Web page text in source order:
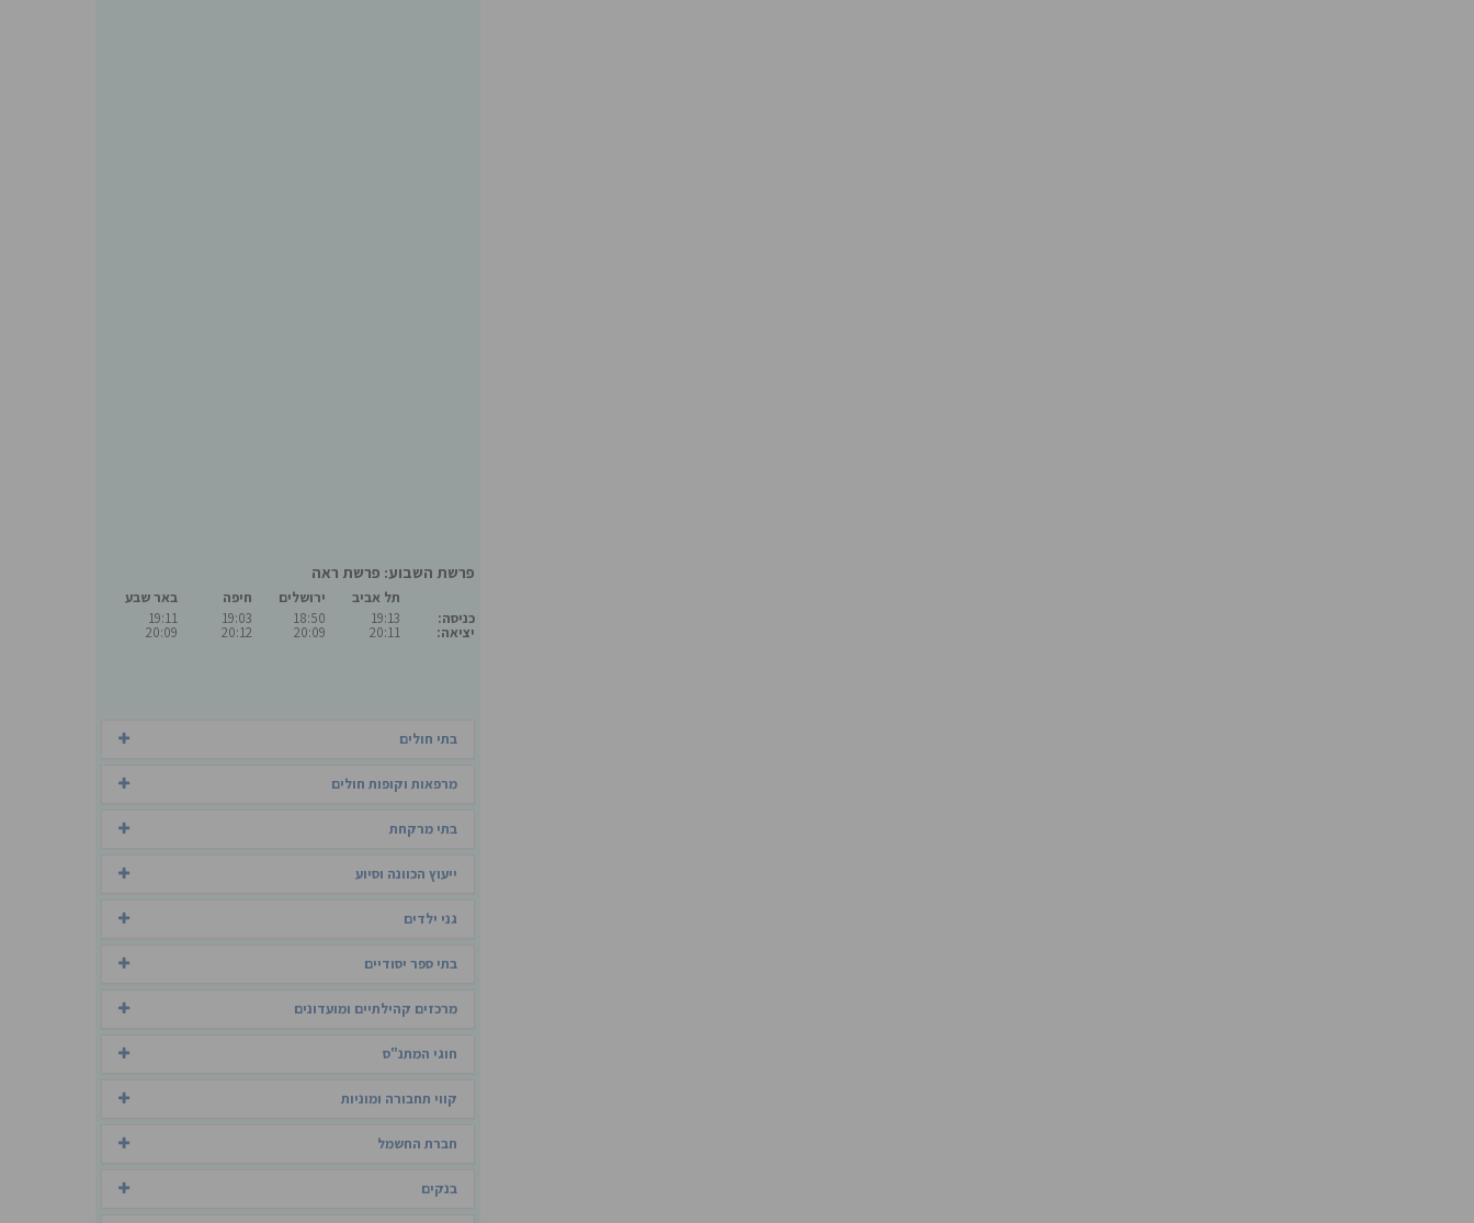
פרשת השבוע: פרשת ראה
כניסה:
יציאה:
תל אביב
19:13
20:11
ירושלים
18:50
20:09
חיפה
19:03
20:12
באר שבע
19:11
20:09
בתי חולים
מרפאות וקופות חולים
בתי מרקחת
ייעוץ הכוונה וסיוע
גני ילדים
בתי ספר יסודיים
מרכזים קהילתיים ומועדונים
חוגי המתנ"ס
קווי תחבורה ומוניות
חברת החשמל
בנקים